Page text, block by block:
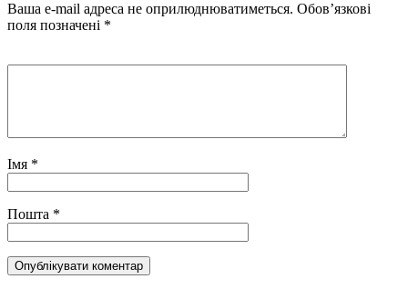
Ваша e-mail адреса не оприлюднюватиметься. Обов’язкові
поля позначені *
Імя *
Пошта *